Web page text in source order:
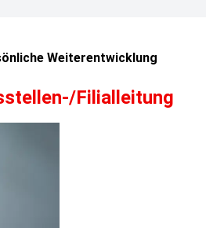
Weiterentwicklung
Filialleitung